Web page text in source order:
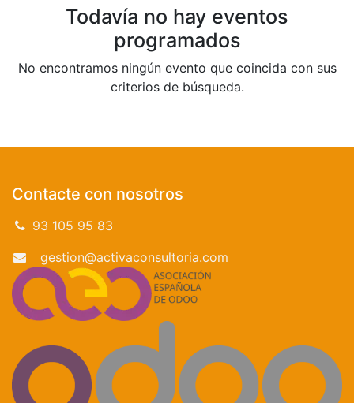
Todavía no hay eventos
programados
No encontramos ningún evento que coincida con sus
criterios de búsqueda.
Contacte con nosotros
93 105 95 83
gestion@activaconsultoria.com